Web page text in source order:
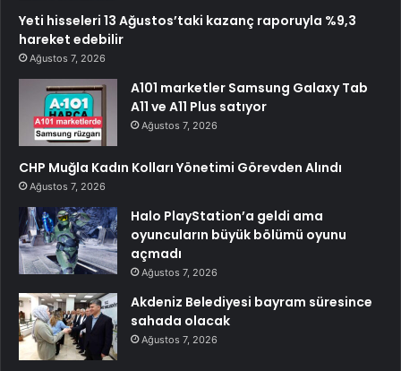
Yeti hisseleri 13 Ağustos’taki kazanç raporuyla %9,3
hareket edebilir
Ağustos 7, 2026
A101 marketler Samsung Galaxy Tab
A11 ve A11 Plus satıyor
Ağustos 7, 2026
CHP Muğla Kadın Kolları Yönetimi Görevden Alındı
Ağustos 7, 2026
Halo PlayStation’a geldi ama
oyuncuların büyük bölümü oyunu
açmadı
Ağustos 7, 2026
Akdeniz Belediyesi bayram süresince
sahada olacak
Ağustos 7, 2026